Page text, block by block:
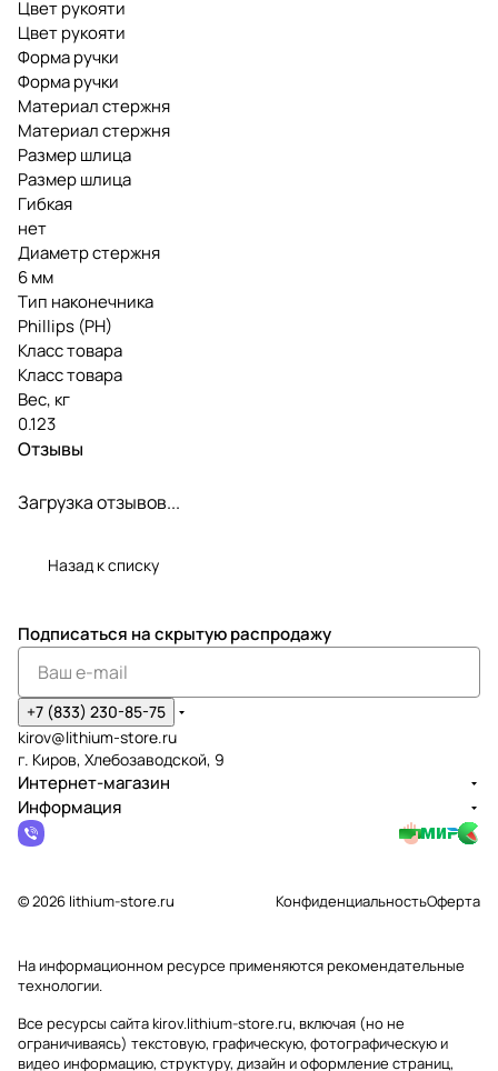
Цвет рукояти
Цвет рукояти
Форма ручки
Форма ручки
Материал стержня
Материал стержня
Размер шлица
Размер шлица
Гибкая
нет
Диаметр стержня
6 мм
Тип наконечника
Phillips (PH)
Класс товара
Класс товара
Вес, кг
0.123
Отзывы
Загрузка отзывов...
Назад к списку
Подписаться на скрытую распродажу
+7 (833) 230-85-75
kirov@lithium-store.ru
г. Киров, Хлебозаводской, 9
Интернет-магазин
Информация
© 2026 lithium-store.ru КонфиденциальностьОферта
На информационном ресурсе применяютсярекомендательные
технологии.
Все ресурсы сайта kirov.lithium-store.ru, включая (но не
ограничиваясь) текстовую, графическую, фотографическую и
видео информацию, структуру, дизайн и оформление страниц,